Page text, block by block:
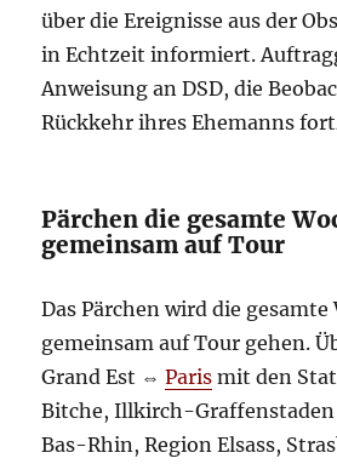
über die Ereignisse aus der
in Echtzeit informiert.
Anweisung an DSD, die
Rückkehr ihres Ehemanns
Pärchen die gesamte
gemeinsam auf Tour
Das Pärchen wird die gesamte
gemeinsam auf Tour gehen.
Grand Est ⇔Paris mit den
Bitche, Illkirch-
Bas-Rhin, Region Elsass,